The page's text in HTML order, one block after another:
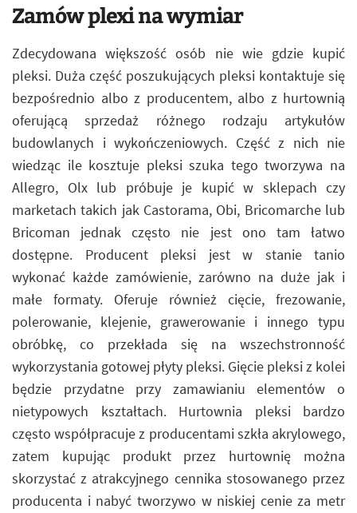
Zamów plexi na wymiar
Zdecydowana większość osób nie wie gdzie kupić
pleksi. Duża część poszukujących pleksi kontaktuje się
bezpośrednio albo z producentem, albo z hurtownią
oferującą sprzedaż różnego rodzaju artykułów
budowlanych i wykończeniowych. Część z nich nie
wiedząc ile kosztuje pleksi szuka tego tworzywa na
Allegro, Olx lub próbuje je kupić w sklepach czy
marketach takich jak Castorama, Obi, Bricomarche lub
Bricoman jednak często nie jest ono tam łatwo
dostępne. Producent pleksi jest w stanie tanio
wykonać każde zamówienie, zarówno na duże jak i
małe formaty. Oferuje również cięcie, frezowanie,
polerowanie, klejenie, grawerowanie i innego typu
obróbkę, co przekłada się na wszechstronność
wykorzystania gotowej płyty pleksi. Gięcie pleksi z kolei
będzie przydatne przy zamawianiu elementów o
nietypowych kształtach. Hurtownia pleksi bardzo
często współpracuje z producentami szkła akrylowego,
zatem kupując produkt przez hurtownię można
skorzystać z atrakcyjnego cennika stosowanego przez
producenta i nabyć tworzywo w niskiej cenie za metr